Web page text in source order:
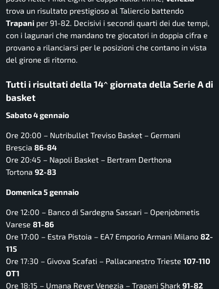
trova un risultato prestigioso al Taliercio battendo
Trapani per 91-82. Decisivi i secondi quarti dei due tempi,
con i lagunari che mandano tre giocatori in doppia cifra e
provano a rilanciarsi per le posizioni che contano in vista
del girone di ritorno.
Tutti i risultati della 14^ giornata della Serie A di
basket
Sabato 4 gennaio
Ore 20:00 – Nutribullet Treviso Basket – Germani
Brescia 86-84
Ore 20:45 – Napoli Basket – Bertram Derthona
Tortona 92-83
Domenica 5 gennaio
Ore 12:00 – Banco di Sardegna Sassari – Openjobmetis
Varese 81-86
Ore 17:00 – Estra Pistoia – EA7 Emporio Armani Milano 82-
115
Ore 17:30 – Givova Scafati – Pallacanestro Trieste 107-110
OT1
Ore 18:15 – Umana Reyer Venezia – Trapani Shark 91-82